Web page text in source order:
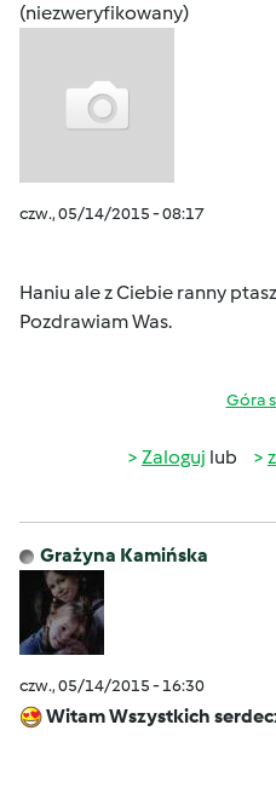
(niezweryfikowany)
czw., 05/14/2015 - 08:17
Haniu ale z Ciebie ranny
Pozdrawiam Was.
Góra
Zaloguj lub
Grażyna Kamińska
czw., 05/14/2015 - 16:30
Witam Wszystkich